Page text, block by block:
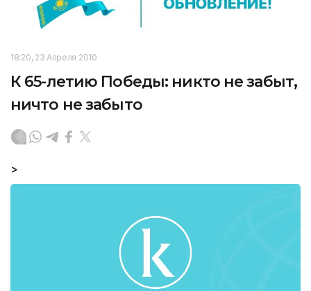
18:20, 23 Апреля 2010
К 65-летию Победы: никто не забыт,
ничто не забыто
>